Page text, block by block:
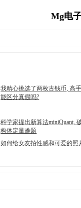
Mg电
我精心挑选了两枚古钱币, 高
能区分真假吗?
科学家提出新算法miniQuant,
构体定量难题
如何给女友拍性感和可爱的照